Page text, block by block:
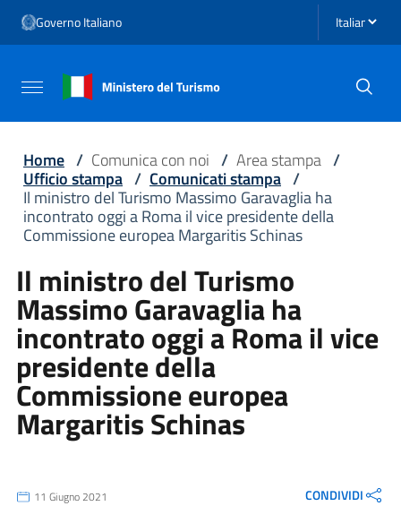
Vai al menu di navigazione
Vai al footer
Governo Italiano Seleziona
Attiva / disattiva la navigazione
Home / Comunica con noi / Area stampa /
Ufficio stampa / Comunicati stampa /
Il ministro del Turismo Massimo Garavaglia ha
incontrato oggi a Roma il vice presidente della
Commissione europea Margaritis Schinas
Il ministro del Turismo
Massimo Garavaglia ha
incontrato oggi a Roma il vice
presidente della
Commissione europea
Margaritis Schinas
11 Giugno 2021 CONDIVIDI